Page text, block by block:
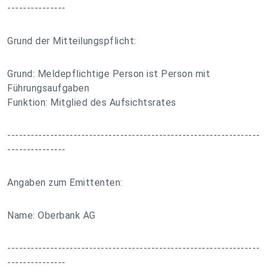
---------------
Grund der Mitteilungspflicht:
Grund: Meldepflichtige Person ist Person mit
Führungsaufgaben
Funktion: Mitglied des Aufsichtsrates
-----------------------------------------------------------------
---------------
Angaben zum Emittenten:
Name: Oberbank AG
-----------------------------------------------------------------
---------------